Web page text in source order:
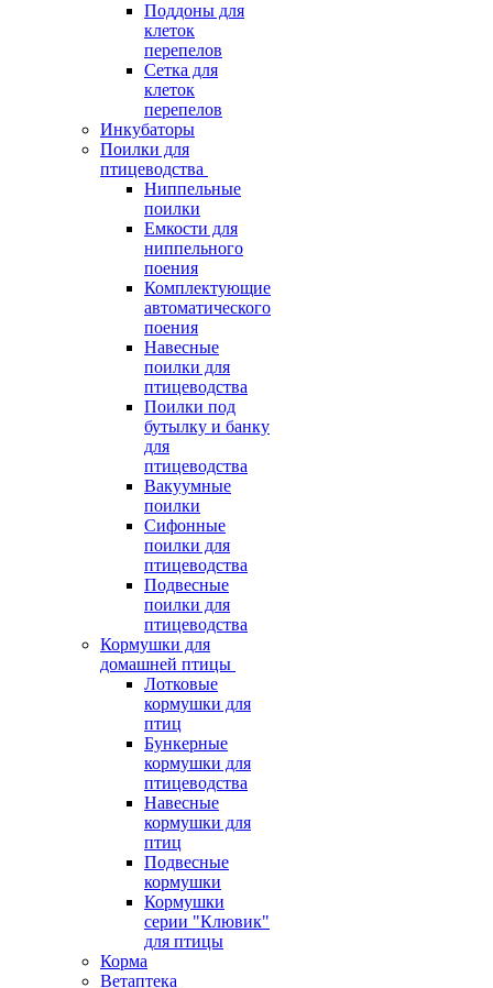
Поддоны для
клеток
перепелов
Сетка для
клеток
перепелов
Инкубаторы
Поилки для
птицеводства
Ниппельные
поилки
Емкости для
ниппельного
поения
Комплектующие
автоматического
поения
Навесные
поилки для
птицеводства
Поилки под
бутылку и банку
для
птицеводства
Вакуумные
поилки
Сифонные
поилки для
птицеводства
Подвесные
поилки для
птицеводства
Кормушки для
домашней птицы
Лотковые
кормушки для
птиц
Бункерные
кормушки для
птицеводства
Навесные
кормушки для
птиц
Подвесные
кормушки
Кормушки
серии "Клювик"
для птицы
Корма
Ветаптека